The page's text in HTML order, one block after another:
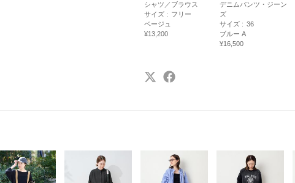
シャツ／ブラウス
サイズ : フリー
ベージュ
¥13,200
デニムパンツ・ジーン
ズ
サイズ : 36
ブルー A
¥16,500